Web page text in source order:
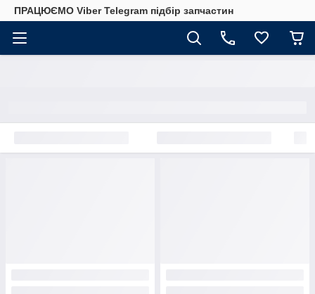
ПРАЦЮЄМО Viber Telegram підбір запчастин